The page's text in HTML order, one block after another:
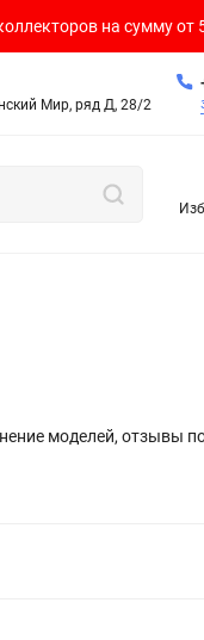
на сумму от
Мир, ряд Д, 28/2
моделей, отзывы